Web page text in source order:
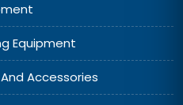
Equipment
Accessories